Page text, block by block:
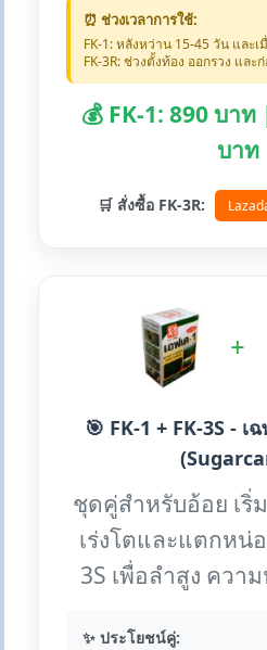
⏰ ช่วงเวลาการใช้:
FK-1: หลังหว่าน 15-45 วัน และเ
FK-3R: ช่วงตั้งท้อง ออกรวง แล
💰 FK-1: 890 บาท
บาท
🛒 สั่งซื้อ FK-3R:
+
🎯 FK-1 + FK-3S - เ
ชุดคู่สำหรับอ้อย เริ่
เร่งโตและแตกหน่
3S เพื่อลำสูง ควา
✨ ประโยชน์คู่: